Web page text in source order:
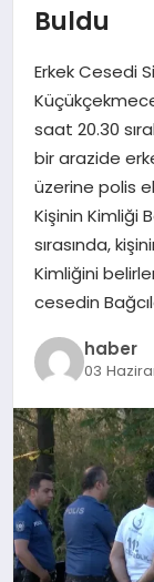
MAGAZIN
SPOR
TEKNOLOJI
Buldu
Erkek Cesedi
saat 20.30
bir arazide
üzerine polis
Kişinin Kimliği
sırasında,
Kimliğini
cesedin
haber
03